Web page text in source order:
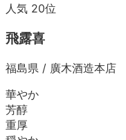
人気 20位
飛露喜
福島県 / 廣木酒造本店
華やか
芳醇
重厚